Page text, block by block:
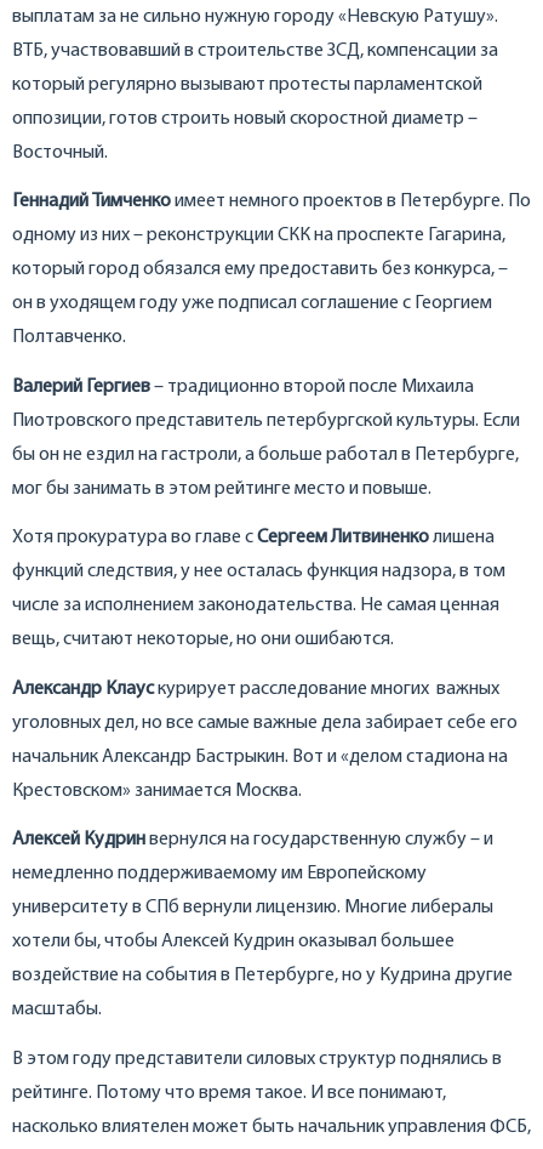
выплатам за не сильно нужную городу «Невскую Ратушу».
ВТБ, участвовавший в строительстве ЗСД, компенсации за
который регулярно вызывают протесты парламентской
оппозиции, готов строить новый скоростной диаметр –
Восточный.
Геннадий Тимченкоимеет немного проектов в Петербурге. По
одному из них – реконструкции СКК на проспекте Гагарина,
который город обязался ему предоставить без конкурса, –
он в уходящем году уже подписал соглашение с Георгием
Полтавченко.
Валерий Гергиев– традиционно второй после Михаила
Пиотровского представитель петербургской культуры. Если
бы он не ездил на гастроли, а больше работал в Петербурге,
мог бы занимать в этом рейтинге место и повыше.
Хотя прокуратура во главе сСергеем Литвиненколишена
функций следствия, у нее осталась функция надзора, в том
числе за исполнением законодательства. Не самая ценная
вещь, считают некоторые, но они ошибаются.
Александр Клаускурирует расследование многих важных
уголовных дел, но все самые важные дела забирает себе его
начальник Александр Бастрыкин. Вот и «делом стадиона на
Крестовском» занимается Москва.
Алексей Кудринвернулся на государственную службу – и
немедленно поддерживаемому им Европейскому
университету в СПб вернули лицензию. Многие либералы
хотели бы, чтобы Алексей Кудрин оказывал большее
воздействие на события в Петербурге, но у Кудрина другие
масштабы.
В этом году представители силовых структур поднялись в
рейтинге. Потому что время такое. И все понимают,
насколько влиятелен может быть начальник управления ФСБ,